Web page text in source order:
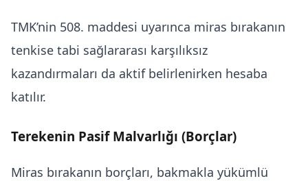
TMK’nin 508. maddesi uyarınca miras bırakanın
tenkise tabi sağlararası karşılıksız
kazandırmaları da aktif belirlenirken hesaba
katılır.
Terekenin Pasif Malvarlığı (Borçlar)
Miras bırakanın borçları, bakmakla yükümlü